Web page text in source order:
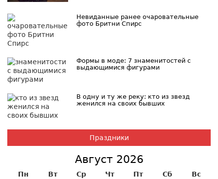
Невиданные ранее очаровательные
фото Бритни Спирс
Формы в моде: 7 знаменитостей с
выдающимися фигурами
В одну и ту же реку: кто из звезд
женился на своих бывших
Праздники
Август 2026
Пн Вт Ср Чт Пт Сб
Вс